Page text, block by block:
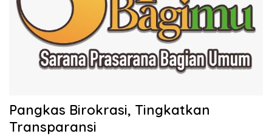
Pangkas Birokrasi, Tingkatkan
Transparansi